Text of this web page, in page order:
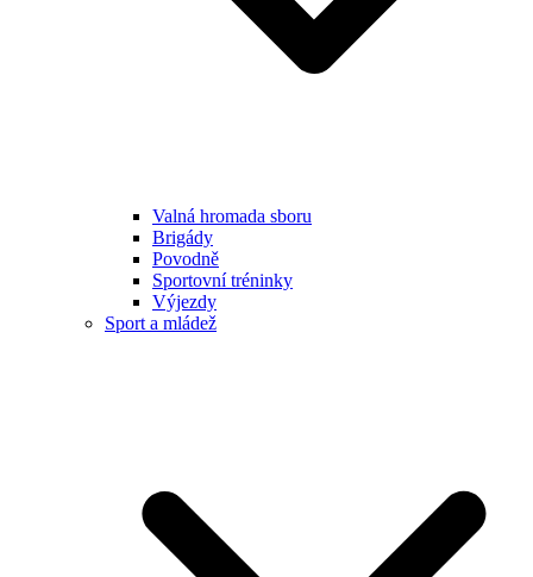
Valná hromada sboru
Brigády
Povodně
Sportovní tréninky
Výjezdy
Sport a mládež